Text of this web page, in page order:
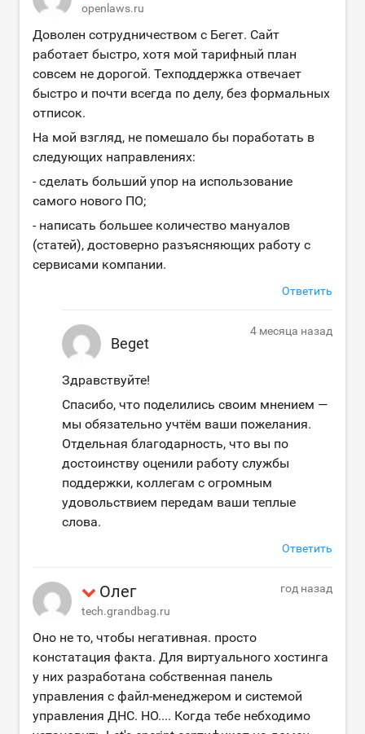
openlaws.ru
Доволен сотрудничеством с Бегет. Сайт
работает быстро, хотя мой тарифный план
совсем не дорогой. Техподдержка отвечает
быстро и почти всегда по делу, без формальных
отписок.
На мой взгляд, не помешало бы поработать в
следующих направлениях:
- сделать больший упор на использование
самого нового ПО;
- написать большее количество мануалов
(статей), достоверно разъясняющих работу с
сервисами компании.
Ответить
Beget
4 месяца назад
Здравствуйте!
Спасибо, что поделились своим мнением —
мы обязательно учтём ваши пожелания.
Отдельная благодарность, что вы по
достоинству оценили работу службы
поддержки, коллегам с огромным
удовольствием передам ваши теплые
слова.
Ответить
Олег
tech.grandbag.ru
год назад
Оно не то, чтобы негативная. просто
констатация факта. Для виртуального хостинга
у них разработана собственная панель
управления с файл-менеджером и системой
управления ДНС. НО.... Когда тебе небходимо